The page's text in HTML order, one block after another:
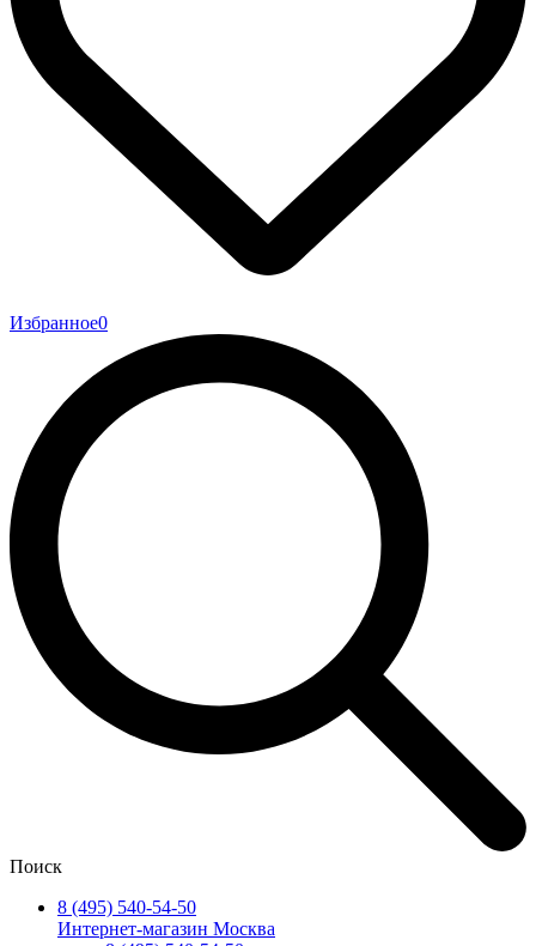
Избранное0
Поиск
8 (495) 540-54-50
Интернет-магазин Москва